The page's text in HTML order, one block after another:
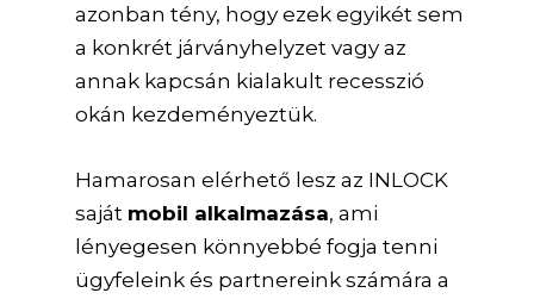
azonban tény, hogy ezek egyikét sem
a konkrét járványhelyzet vagy az
annak kapcsán kialakult recesszió
okán kezdeményeztük.
Hamarosan elérhető lesz az INLOCK
saját mobil alkalmazása, ami
lényegesen könnyebbé fogja tenni
ügyfeleink és partnereink számára a